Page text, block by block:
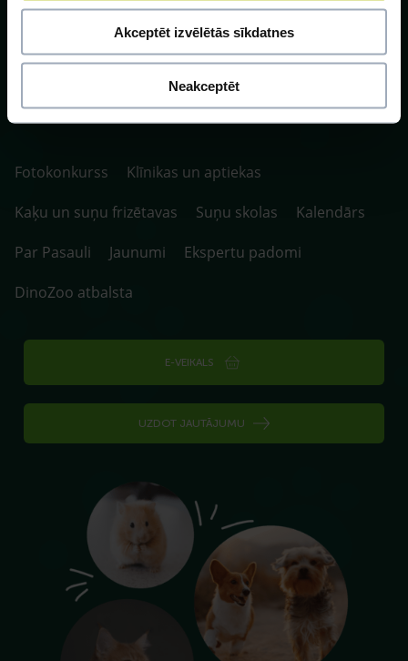
Akceptēt izvēlētās sīkdatnes
Neakceptēt
SIA ZOO Centrs, LV40003622166,
Vienības gatve 109, Rīga, Latvija, LV-1058.
P. 10:00-20:00 / S.SV. 10:00-16:00
Fotokonkurss
Klīnikas un aptiekas
Kaķu un suņu frizētavas
Suņu skolas
Kalendārs
Par Pasauli
Jaunumi
Ekspertu padomi
DinoZoo atbalsta
E-VEIKALS
UZDOT JAUTĀJUMU